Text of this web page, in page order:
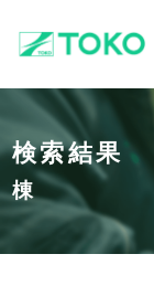
検索結果
棟